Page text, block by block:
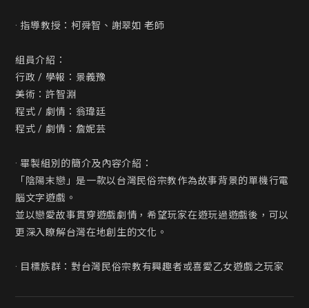
· 指導教授：柯舜智、謝翠如 老師
組員介紹：
行政 / 學報：景義豫
美術：許智淵
程式 / 劇情：翁瑋廷
程式 / 劇情：詹妮芸
· 畢製組別的簡介及內容介紹：
「陰陽末戀」是一款以台灣民俗宗教作為故事背景的單機行電
腦文字遊戲。
並以戀愛故事貫穿遊戲劇情，希望玩家在遊玩過遊戲後，可以
更深入瞭解台灣在地創生的文化。
· 目標族群：對台灣民俗宗教有興趣者或喜愛乙女遊戲之玩家